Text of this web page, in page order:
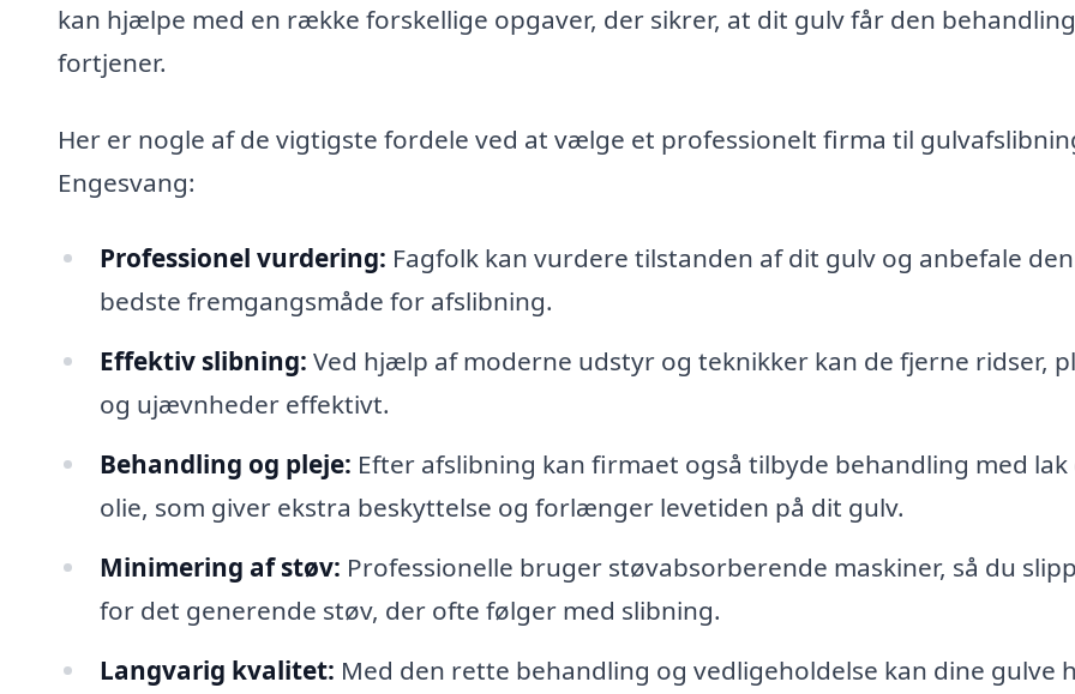
kan hjælpe med en række forskellige opgaver, der sikrer, at dit gulv får den
fortjener.
Her er nogle af de vigtigste fordele ved at vælge et professionelt firma til
Engesvang:
Professionel vurdering: Fagfolk kan vurdere tilstanden af dit gulv og anbefale den
bedste fremgangsmåde for afslibning.
Effektiv slibning: Ved hjælp af moderne udstyr og teknikker kan de fjerne ridser,
og ujævnheder effektivt.
Behandling og pleje: Efter afslibning kan firmaet også tilbyde behandling med lak
olie, som giver ekstra beskyttelse og forlænger levetiden på dit gulv.
Minimering af støv: Professionelle bruger støvabsorberende maskiner, så du
for det generende støv, der ofte følger med slibning.
Langvarig kvalitet: Med den rette behandling og vedligeholdelse kan dine gulve